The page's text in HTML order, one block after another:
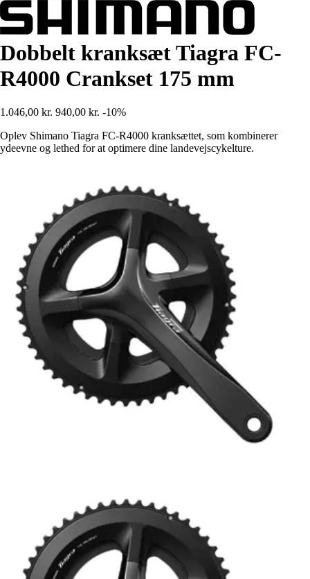
Dobbelt kranksæt Tiagra FC-
R4000 Crankset 175 mm
1.046,00 kr. 940,00 kr. -10%
Oplev Shimano Tiagra FC-R4000 kranksættet, som kombinerer
ydeevne og lethed for at optimere dine landevejscykelture.